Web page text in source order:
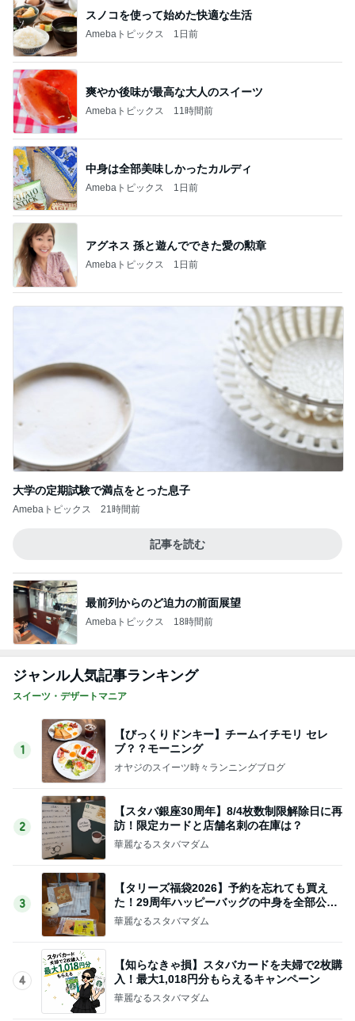
スノコを使って始めた快適な生活
Amebaトピックス 1日前
爽やか後味が最高な大人のスイーツ
Amebaトピックス 11時間前
中身は全部美味しかったカルディ
Amebaトピックス 1日前
アグネス 孫と遊んでできた愛の勲章
Amebaトピックス 1日前
大学の定期試験で満点をとった息子
Amebaトピックス 21時間前
記事を読む
最前列からのど迫力の前面展望
Amebaトピックス 18時間前
ジャンル人気記事ランキング
スイーツ・デザートマニア
1
【びっくりドンキー】チームイチモリ セレ
ブ？？モーニング
オヤジのスイーツ時々ランニングブログ
2
【スタバ銀座30周年】8/4枚数制限解除日に再
訪！限定カードと店舗名刺の在庫は？
華麗なるスタバマダム
3
【タリーズ福袋2026】予約を忘れても買え
た！29周年ハッピーバッグの中身を全部公開
8/5～
華麗なるスタバマダム
4
【知らなきゃ損】スタバカードを夫婦で2枚購
入！最大1,018円分もらえるキャンペーン
華麗なるスタバマダム